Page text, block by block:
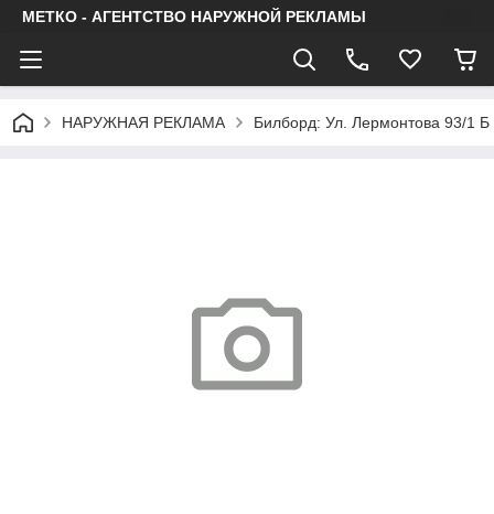
МЕТКО - АГЕНТСТВО НАРУЖНОЙ РЕКЛАМЫ
НАРУЖНАЯ РЕКЛАМА Билборд: Ул. Лермонтова 93/1 Б